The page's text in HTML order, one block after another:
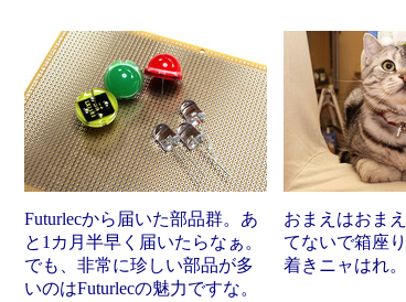
Futurlecから届いた部品群。あ
と1カ月半早く届いたらなぁ。
でも、非常に珍しい部品が多
いのはFuturlecの魅力ですな。
おまえはおま
てないで箱座
着きニャはれ